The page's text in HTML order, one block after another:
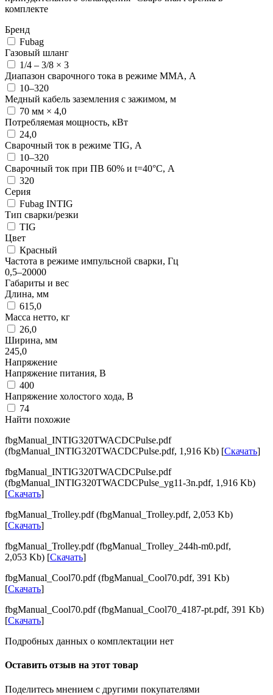
комплекте
Бренд
Fubag
Газовый шланг
1/4 – 3/8 × 3
Диапазон сварочного тока в режиме ММА, А
10–320
Медный кабель заземления с зажимом, м
70 мм × 4,0
Потребляемая мощность, кВт
24,0
Сварочный ток в режиме TIG, А
10–320
Сварочный ток при ПВ 60% и t=40°С, А
320
Серия
Fubag INTIG
Тип сварки/резки
TIG
Цвет
Красный
Частота в режиме импульсной сварки, Гц
0,5–20000
Габариты и вес
Длина, мм
615,0
Масса нетто, кг
26,0
Ширина, мм
245,0
Напряжение
Напряжение питания, В
400
Напряжение холостого хода, В
74
Найти похожие
fbgManual_INTIG320TWACDCPulse.pdf
(fbgManual_INTIG320TWACDCPulse.pdf, 1,916 Kb) [Скачать]
fbgManual_INTIG320TWACDCPulse.pdf
(fbgManual_INTIG320TWACDCPulse_yg11-3n.pdf, 1,916 Kb)
[Скачать]
fbgManual_Trolley.pdf (fbgManual_Trolley.pdf, 2,053 Kb)
[Скачать]
fbgManual_Trolley.pdf (fbgManual_Trolley_244h-m0.pdf,
2,053 Kb) [Скачать]
fbgManual_Cool70.pdf (fbgManual_Cool70.pdf, 391 Kb)
[Скачать]
fbgManual_Cool70.pdf (fbgManual_Cool70_4187-pt.pdf, 391 Kb)
[Скачать]
Подробных данных о комплектации нет
Оставить отзыв на этот товар
Поделитесь мнением с другими покупателями